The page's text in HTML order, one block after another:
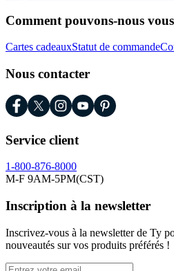
Comment pouvons-nous
Cartes cadeauxStatut de commande
Nous contacter
Service client
1-800-876-8000
M-F 9AM-5PM(CST)
Inscription à la newsletter
Inscrivez-vous à la newsletter de Ty
nouveautés sur vos produits préférés !